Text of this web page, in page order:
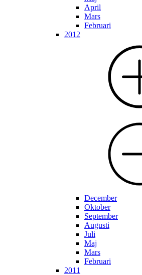
April
Mars
Februari
2012
December
Oktober
September
Augusti
Juli
Maj
Mars
Februari
2011